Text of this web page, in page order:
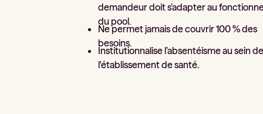
demandeur doit s’adapter au
du pool.
Ne permet jamais de couvrir 100 % des
besoins.
Institutionnalise l’absentéisme au sein
l'établissement de santé.